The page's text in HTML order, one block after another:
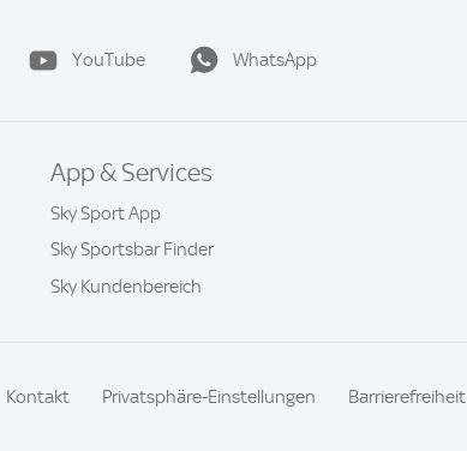
YouTube WhatsApp
App & Services
Sky Sport App
Sky Sportsbar Finder
Sky Kundenbereich
Kontakt Privatsphäre-Einstellungen Barrierefreiheit